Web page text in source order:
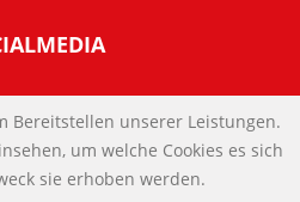
der NachDenkSeiten
Mail-Signaturen
Links
Fördermitglied
Sie Online
Bereitstellen unserer Leistungen.
um welche Cookies es sich
sie erhoben werden.